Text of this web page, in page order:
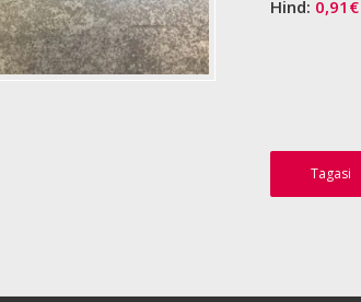
Hind: 0,91 €
Tagasi